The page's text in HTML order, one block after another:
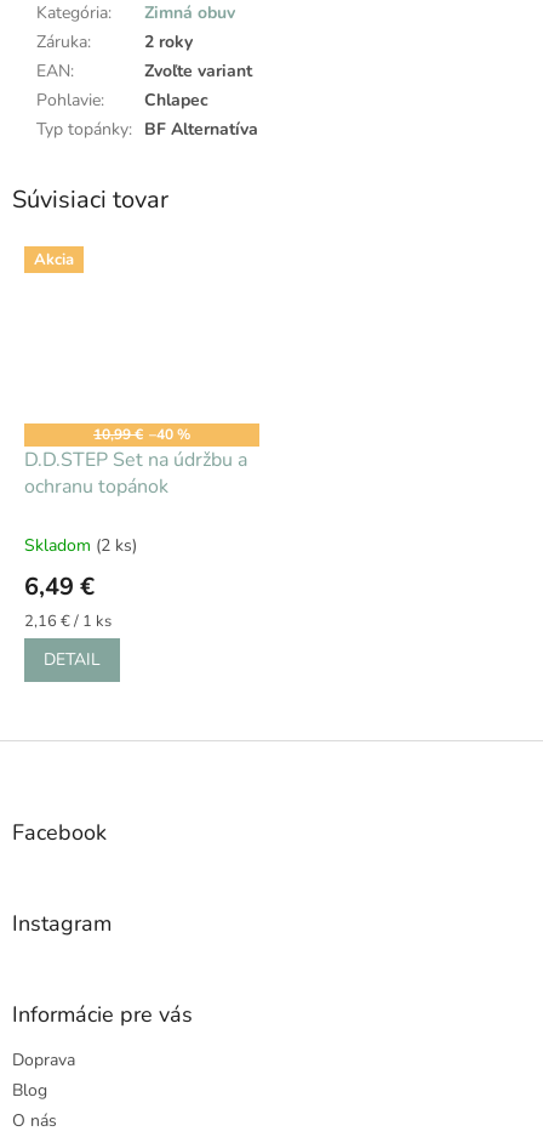
Kategória:
Zimná obuv
Záruka:
2 roky
EAN:
Zvoľte variant
Pohlavie:
Chlapec
Typ topánky: BF Alternatíva
Súvisiaci tovar
Akcia
10,99 € –40 %
D.D.STEP Set na údržbu a
ochranu topánok
Skladom (2 ks)
6,49 €
Jednotková
cena:
2,16 € / 1 ks
DETAIL
Z
Facebook
Instagram
Informácie pre vás
Doprava
Blog
O nás